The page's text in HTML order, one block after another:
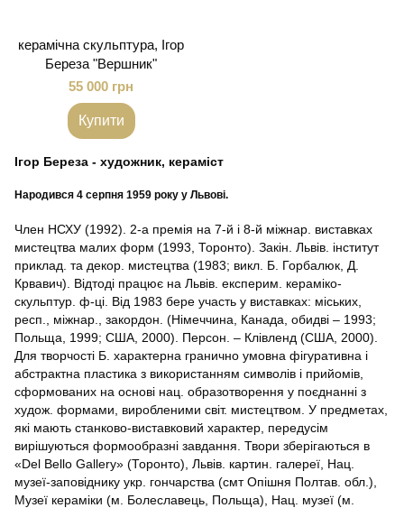
керамічна скульптура, Ігор
Береза "Вершник"
55 000 грн
Купити
Ігор Береза - художник, кераміст
Народився 4 серпня 1959 року у Львові.
Член НСХУ (1992). 2-а премія на 7-й і 8-й міжнар. виставках
мистецтва малих форм (1993, Торонто). Закін. Львів. інститут
приклад. та декор. мистецтва (1983; викл. Б. Горбалюк, Д.
Крвавич). Відтоді працює на Львів. експерим. кераміко-
скульптур. ф-ці. Від 1983 бере участь у виставках: міських,
респ., міжнар., закордон. (Німеччина, Канада, обидві – 1993;
Польща, 1999; США, 2000). Персон. – Клівленд (США, 2000).
Для творчості Б. характерна гранично умовна фігуративна і
абстрактна пластика з використанням символів і прийомів,
сформованих на основі нац. образотворення у поєднанні з
худож. формами, виробленими світ. мистецтвом. У предметах,
які мають станково-виставковий характер, передусім
вирішуються формообразні завдання. Твори зберігаються в
«Del Bello Gallery» (Торонто), Львів. картин. галереї, Нац.
музеї-заповіднику укр. гончарства (смт Опішня Полтав. обл.),
Музеї кераміки (м. Болеславець, Польща), Нац. музеї (м.